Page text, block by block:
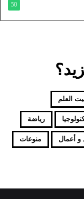
50
العلم
رياضة
و أعمال منوعات